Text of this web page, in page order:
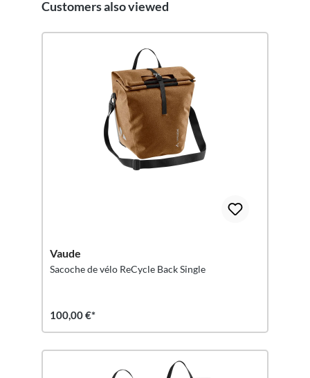
Ignorer la galerie de produits
Customers also viewed
Vaude
Sacoche de vélo ReCycle Back Single
100,00 €*